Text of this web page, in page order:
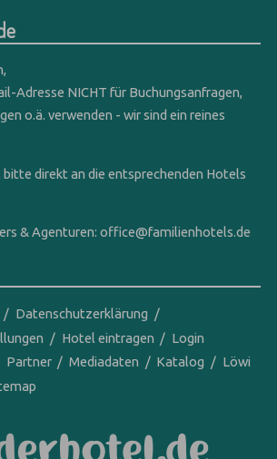
Adresse NICHT für Buchungsanfragen,
o.ä. verwenden - wir sind ein reines
direkt an die entsprechenden Hotels
& Agenturen:office@familienhotels.de
Datenschutzerklärung
Hotel eintragen
Login
Partner Mediadaten Katalog
Löwi